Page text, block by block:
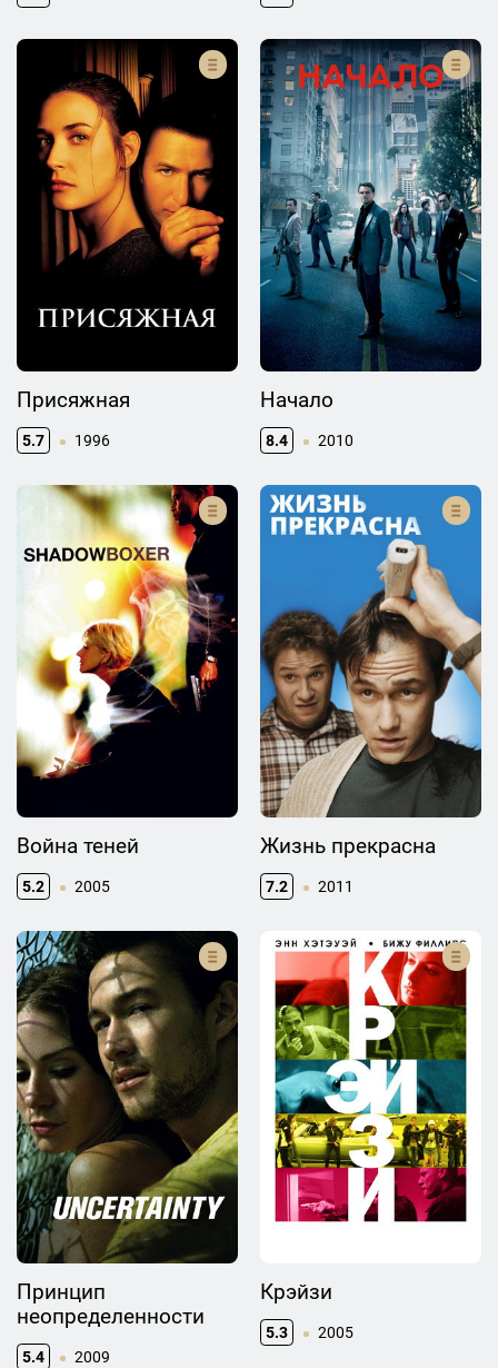
Присяжная
5.7 1996
Начало
8.4 2010
Война теней
5.2 2005
Жизнь прекрасна
7.2 2011
Принцип
неопределенности
5.4 2009
Крэйзи
5.3 2005